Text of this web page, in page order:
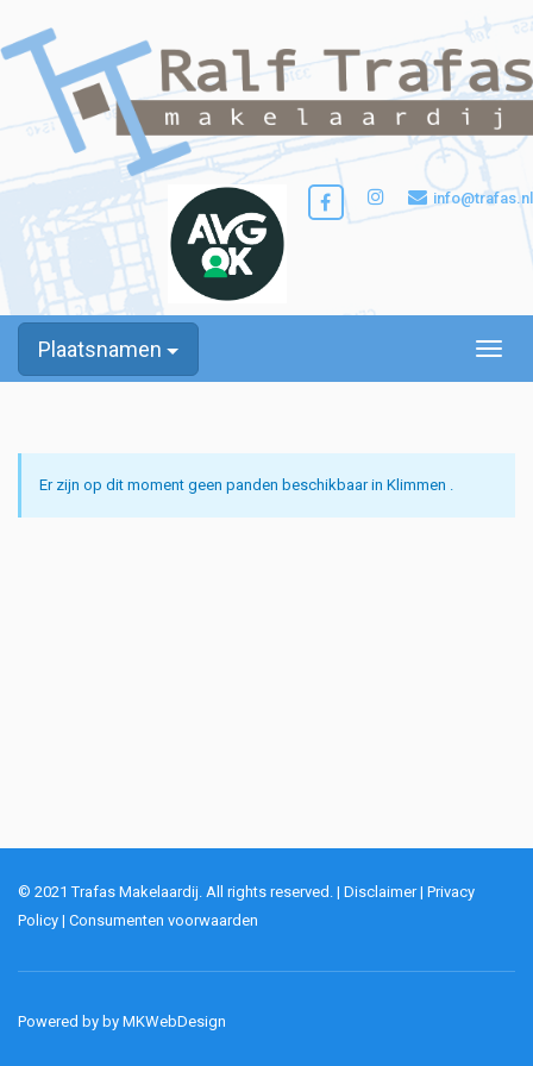
info@trafas.nl
Plaatsnamen
Er zijn op dit moment geen panden beschikbaar in Klimmen .
© 2021 Trafas Makelaardij. All rights reserved. | Disclaimer| Privacy
Policy | Consumenten voorwaarden
Powered by by MKWebDesign